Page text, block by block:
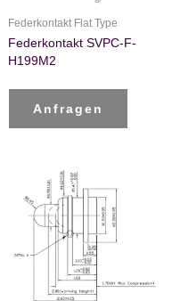
Federkontakt Flat Type
Federkontakt SVPC-F-
H199M2
Anfragen